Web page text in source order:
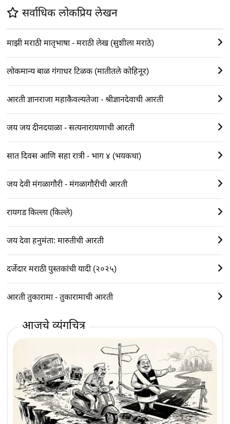
सर्वाधिक लोकप्रिय लेखन
माझी मराठी मातृभाषा - मराठी लेख (सुशीला मराठे)
लोकमान्य बाळ गंगाधर टिळक (मातीतले कोहिनूर)
आरती ज्ञानराजा महाकैवल्यतेजा - श्रीज्ञानदेवाची आरती
जय जय दीनदयाळा - सत्यनारायणाची आरती
सात दिवस आणि सहा रात्री - भाग ४ (भयकथा)
जय देवी मंगळागौरी - मंगळागौरीची आरती
रायगड किल्ला (किल्ले)
जय देवा हनुमंता: मारुतीची आरती
दर्जेदार मराठी पुस्तकांची यादी (२०२५)
आरती तुकारामा - तुकारामाची आरती
आजचे व्यंगचित्र